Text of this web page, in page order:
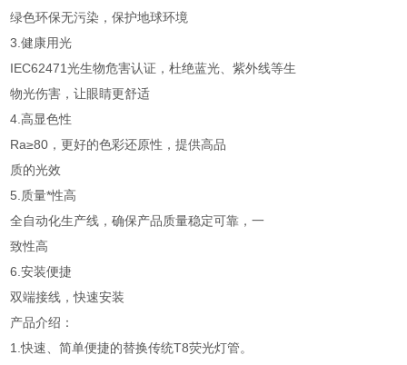
绿色环保无污染，保护地球环境
3.健康用光
IEC62471光生物危害认证，杜绝蓝光、紫外线等生
物光伤害，让眼睛更舒适
4.高显色性
Ra≥80，更好的色彩还原性，提供高品
质的光效
5.质量*性高
全自动化生产线，确保产品质量稳定可靠，一
致性高
6.安装便捷
双端接线，快速安装
产品介绍：
1.快速、简单便捷的替换传统T8荧光灯管。